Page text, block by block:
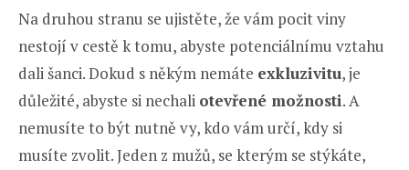
Na druhou stranu se ujistěte, že vám pocit viny
nestojí v cestě k tomu, abyste potenciálnímu vztahu
dali šanci. Dokud s někým nemáte exkluzivitu, je
důležité, abyste si nechali otevřené možnosti. A
nemusíte to být nutně vy, kdo vám určí, kdy si
musíte zvolit. Jeden z mužů, se kterým se stýkáte,